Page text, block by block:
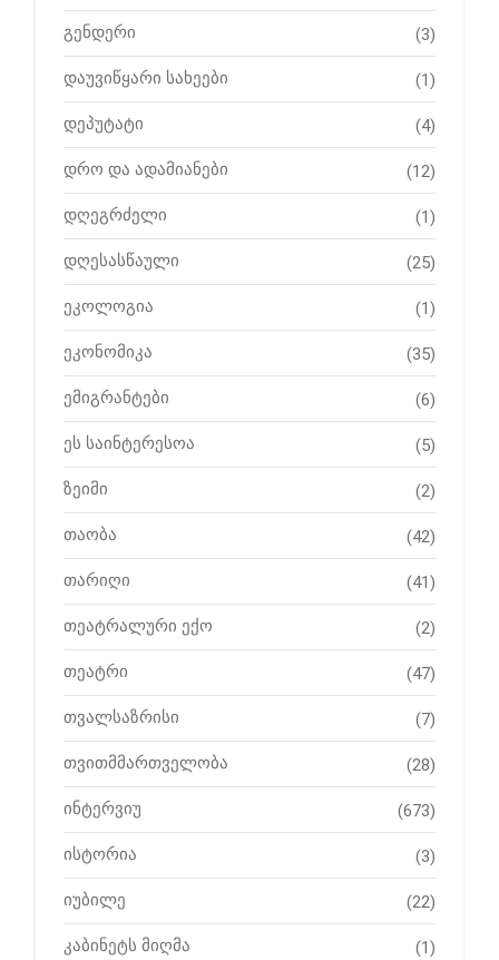
გენდერი (3)
დაუვიწყარი სახეები (1)
დეპუტატი (4)
დრო და ადამიანები (12)
დღეგრძელი (1)
დღესასწაული (25)
ეკოლოგია (1)
ეკონომიკა (35)
ემიგრანტები (6)
ეს საინტერესოა (5)
ზეიმი (2)
თაობა (42)
თარიღი (41)
თეატრალური ექო (2)
თეატრი (47)
თვალსაზრისი (7)
თვითმმართველობა (28)
ინტერვიუ (673)
ისტორია (3)
იუბილე (22)
კაბინეტს მიღმა (1)